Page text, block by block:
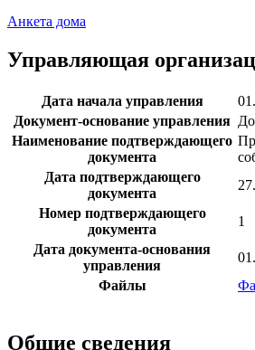
Анкета дома
Управляющая
Дата начала управления
Документ-основание управления
Наименование подтверждающего
документа
Дата подтверждающего
документа
Номер подтверждающего
документа
1
Дата документа-основания
управления
Файлы
Общие сведения